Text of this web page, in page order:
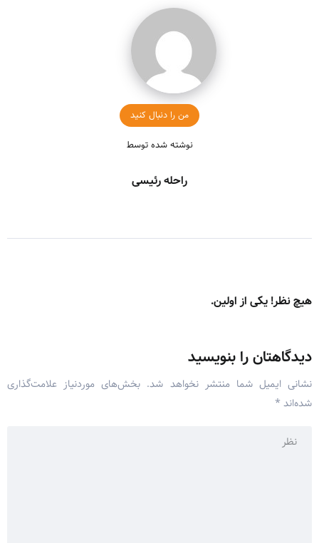
من را دنبال کنید
نوشته شده توسط
راحله رئیسی
هیچ نظر! یکی از اولین.
دیدگاهتان را بنویسید
نشانی ایمیل شما منتشر نخواهد شد. بخش‌های موردنیاز علامت‌گذاری
شده‌اند *